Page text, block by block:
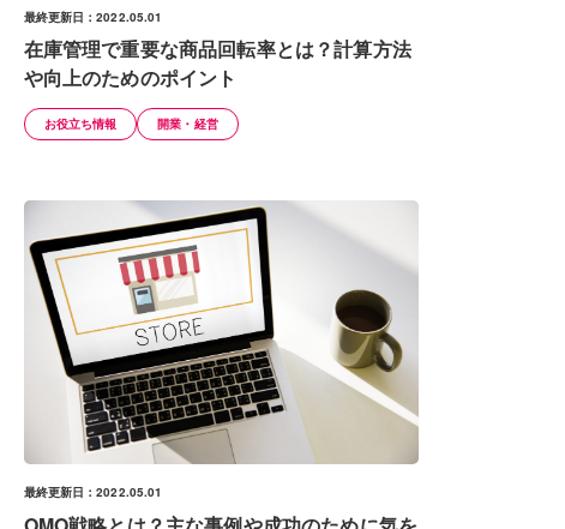
最終更新日：2022.05.01
在庫管理で重要な商品回転率とは？計算方法
や向上のためのポイント
お役立ち情報 開業・経営
最終更新日：2022.05.01